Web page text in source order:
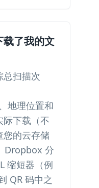
载了我的文
扫描次
地理位置和
际下载（不
您的云存储
Dropbox 分
缩短器（例
QR 码中之